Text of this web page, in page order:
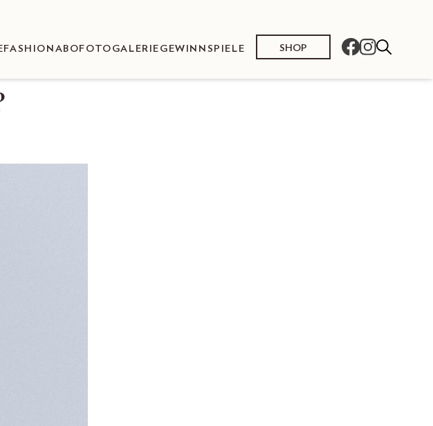
FASHION ABOFOTOGALERIE GEWINNSPIELE SHOP